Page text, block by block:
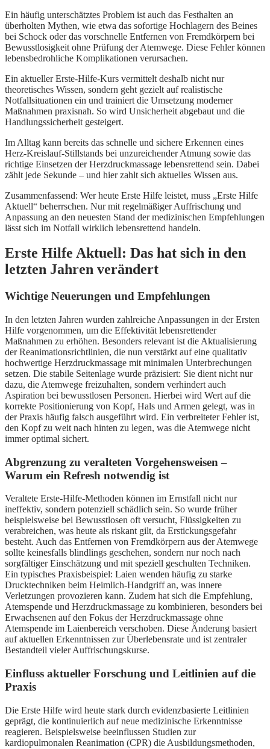
Ein häufig unterschätztes Problem ist auch das Festhalten an
überholten Mythen, wie etwa das sofortige Hochlagern des Beines
bei Schock oder das vorschnelle Entfernen von Fremdkörpern bei
Bewusstlosigkeit ohne Prüfung der Atemwege. Diese Fehler können
lebensbedrohliche Komplikationen verursachen.
Ein aktueller Erste-Hilfe-Kurs vermittelt deshalb nicht nur
theoretisches Wissen, sondern geht gezielt auf realistische
Notfallsituationen ein und trainiert die Umsetzung moderner
Maßnahmen praxisnah. So wird Unsicherheit abgebaut und die
Handlungssicherheit gesteigert.
Im Alltag kann bereits das schnelle und sichere Erkennen eines
Herz-Kreislauf-Stillstands bei unzureichender Atmung sowie das
richtige Einsetzen der Herzdruckmassage lebensrettend sein. Dabei
zählt jede Sekunde – und hier zahlt sich aktuelles Wissen aus.
Zusammenfassend: Wer heute Erste Hilfe leistet, muss „Erste Hilfe
Aktuell“ beherrschen. Nur mit regelmäßiger Auffrischung und
Anpassung an den neuesten Stand der medizinischen Empfehlungen
lässt sich im Notfall wirklich lebensrettend handeln.
Erste Hilfe Aktuell: Das hat sich in den
letzten Jahren verändert
Wichtige Neuerungen und Empfehlungen
In den letzten Jahren wurden zahlreiche Anpassungen in der Ersten
Hilfe vorgenommen, um die Effektivität lebensrettender
Maßnahmen zu erhöhen. Besonders relevant ist die Aktualisierung
der Reanimationsrichtlinien, die nun verstärkt auf eine qualitativ
hochwertige Herzdruckmassage mit minimalen Unterbrechungen
setzen. Die stabile Seitenlage wurde präzisiert: Sie dient nicht nur
dazu, die Atemwege freizuhalten, sondern verhindert auch
Aspiration bei bewusstlosen Personen. Hierbei wird Wert auf die
korrekte Positionierung von Kopf, Hals und Armen gelegt, was in
der Praxis häufig falsch ausgeführt wird. Ein verbreiteter Fehler ist,
den Kopf zu weit nach hinten zu legen, was die Atemwege nicht
immer optimal sichert.
Abgrenzung zu veralteten Vorgehensweisen –
Warum ein Refresh notwendig ist
Veraltete Erste-Hilfe-Methoden können im Ernstfall nicht nur
ineffektiv, sondern potenziell schädlich sein. So wurde früher
beispielsweise bei Bewusstlosen oft versucht, Flüssigkeiten zu
verabreichen, was heute als riskant gilt, da Erstickungsgefahr
besteht. Auch das Entfernen von Fremdkörpern aus der Atemwege
sollte keinesfalls blindlings geschehen, sondern nur noch nach
sorgfältiger Einschätzung und mit speziell geschulten Techniken.
Ein typisches Praxisbeispiel: Laien wenden häufig zu starke
Drucktechniken beim Heimlich-Handgriff an, was innere
Verletzungen provozieren kann. Zudem hat sich die Empfehlung,
Atemspende und Herzdruckmassage zu kombinieren, besonders bei
Erwachsenen auf den Fokus der Herzdruckmassage ohne
Atemspende im Laienbereich verschoben. Diese Änderung basiert
auf aktuellen Erkenntnissen zur Überlebensrate und ist zentraler
Bestandteil vieler Auffrischungskurse.
Einfluss aktueller Forschung und Leitlinien auf die
Praxis
Die Erste Hilfe wird heute stark durch evidenzbasierte Leitlinien
geprägt, die kontinuierlich auf neue medizinische Erkenntnisse
reagieren. Beispielsweise beeinflussen Studien zur
kardiopulmonalen Reanimation (CPR) die Ausbildungsmethoden,